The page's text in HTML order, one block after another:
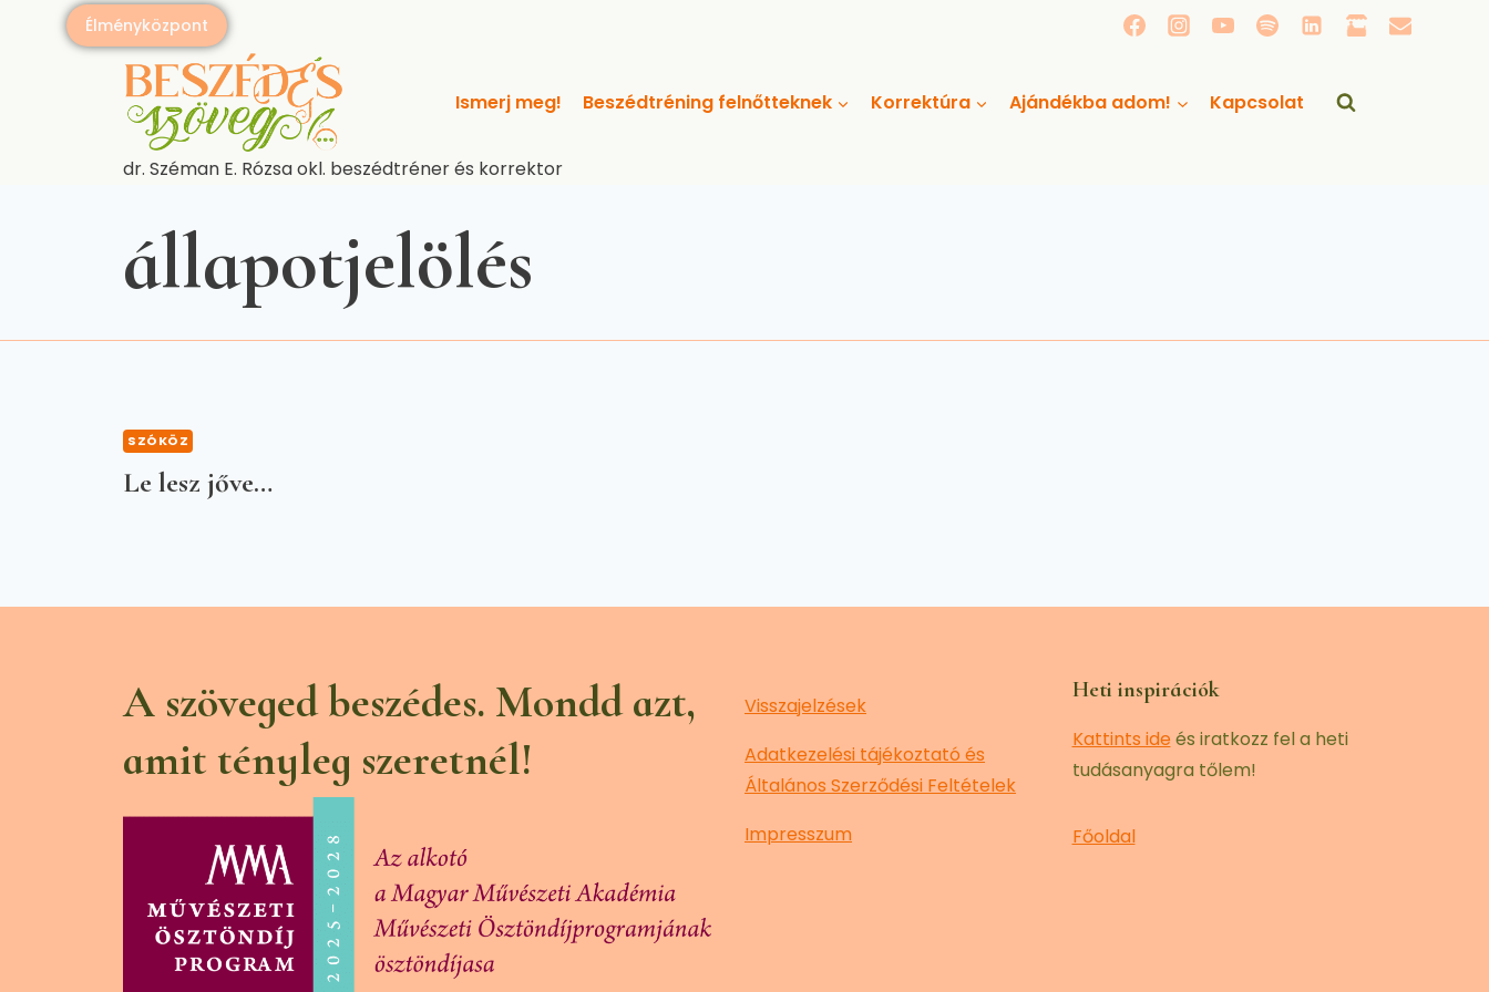
Élményközpont
Ismerj meg! Beszédtréning felnőtteknek Korrektúra Ajándékba adom! Kapcsolat
dr. Széman E. Rózsa okl. beszédtréner és korrektor
állapotjelölés
SZÓKÖZ
Le lesz jőve…
A szöveged beszédes. Mondd azt,
amit tényleg szeretnél!
Visszajelzések
Adatkezelési tájékoztató és
Általános Szerződési Feltételek
Impresszum
Heti inspirációk
Kattints ide és iratkozz fel a heti
tudásanyagra tőlem!
Főoldal